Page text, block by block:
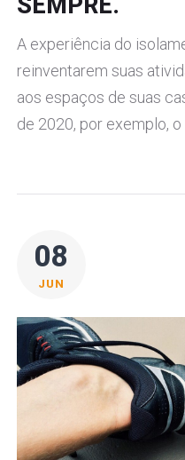
A experiência do
reinventarem suas
aos espaços de suas
de 2020, por exemplo, o
08
JUN